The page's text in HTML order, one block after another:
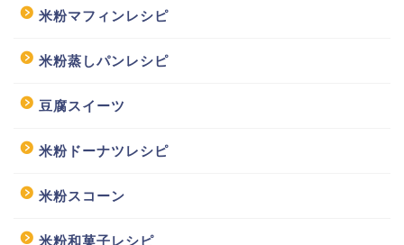
米粉マフィンレシピ
米粉蒸しパンレシピ
豆腐スイーツ
米粉ドーナツレシピ
米粉スコーン
米粉和菓子レシピ